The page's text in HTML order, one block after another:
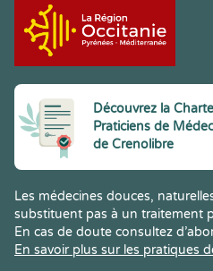
Découvrez la
Praticiens de
de Crenolibre
Les médecines douces,
substituent pas à un traitement
En cas de doute consultez
En savoir plus sur les pratiques